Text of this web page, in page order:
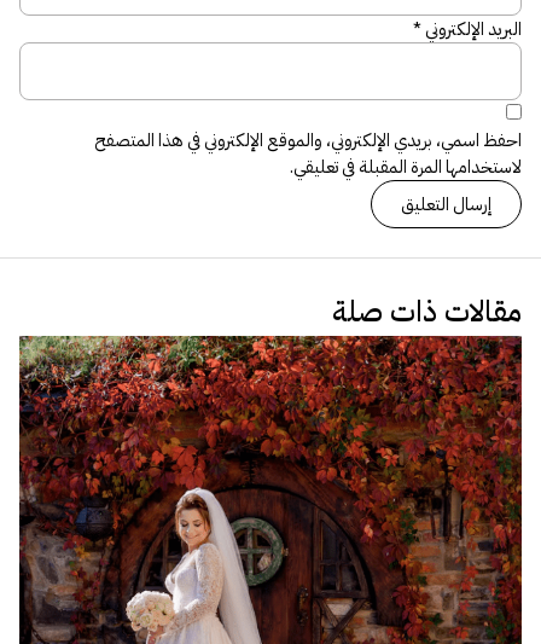
البريد الإلكتروني*
احفظ اسمي، بريدي الإلكتروني، والموقع الإلكتروني في هذا المتصفح
لاستخدامها المرة المقبلة في تعليقي.
مقالات ذات صلة